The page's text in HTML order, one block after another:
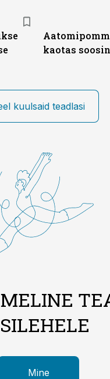
kaotas
kuulsaid teadlasi
Mine